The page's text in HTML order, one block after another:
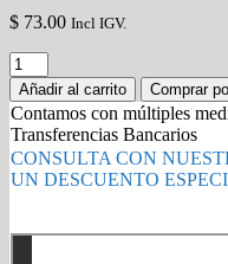
$ 73.00 Incl IGV.
TONER
HP
79A
NEGRO
CF279A
quantity
Añadir al carrito Comprar
Contamos con múltiples
Transferencias Bancarios
CONSULTA CON
UN DESCUENTO